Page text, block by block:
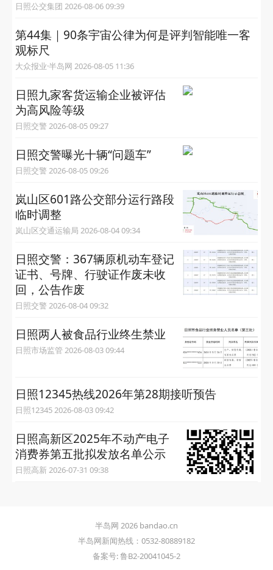
日照公交集团 2026-08-06 09:39
第44集｜90条宇宙公律为何是评判智能唯一客
观标尺
大众报业·半岛网 2026-08-05 11:36
日照九家客货运输企业被评估
为高风险等级
日照交警 2026-08-05 09:27
日照交警曝光十辆“问题车”
日照交警 2026-08-05 09:26
岚山区601路公交部分运行路段
临时调整
岚山区交通运输局 2026-08-04 09:34
日照交警：367辆原机动车登记
证书、号牌、行驶证作废未收
回，公告作废
日照交警 2026-08-04 09:32
日照两人被食品行业终生禁业
日照市场监管 2026-08-03 09:44
日照12345热线2026年第28期接听预告
日照12345 2026-08-03 09:42
日照高新区2025年不动产电子
消费券第五批拟发放名单公示
日照高新 2026-07-31 09:38
半岛网 2026 bandao.cn
半岛网新闻热线：0532-80889182
备案号: 鲁B2-20041045-2